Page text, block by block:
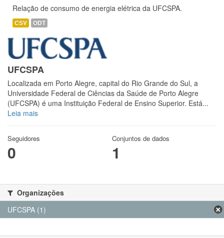
Relação de consumo de energia elétrica da UFCSPA.
CSV ODT
UFCSPA
Localizada em Porto Alegre, capital do Rio Grande do Sul, a
Universidade Federal de Ciências da Saúde de Porto Alegre
(UFCSPA) é uma Instituição Federal de Ensino Superior. Está...
Leia mais
Seguidores
0
Conjuntos de dados
1
Organizações
UFCSPA (1)